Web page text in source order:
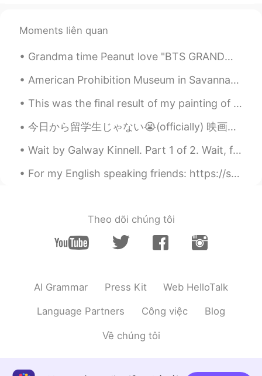
Takayan
美味しそう👌 また作ってみようかしら？☺
kittynyc 2020.04.01 11:19
EN JP
この料理は一時間もかかりました。😂
Hailey 海莉 2020.04.01 11:19
EN FR
お腹が空きました。美味しそう😍
ずっと自粛をする
Perfect :)
kittynyc 2020.04.01 11:17
Moments liên quan
Grandma time Peanut love "BTS GRANDMA: DYNAMITE " On repeat all morning..she loves BTS Like Gran...
American Prohibition Museum in Savannah, Georgia. The first and only museum in the United State...
This was the final result of my painting of Dokho, making the Armour had a lot of details, but I ...
今日から留学生じゃない😭(officially) 映画館の割引も利用できない 💔笑笑 そのかわりに、3年間の就労ビザをもらった😎 日本に残る🇯🇵 ポケモンの新しい映画見られる 🤣 やった🤩
Wait by Galway Kinnell. Part 1 of 2. Wait, for now. Distrust everything, if you have to. But t...
For my English speaking friends: https://streaming.newcreation.org.sg/English.htm 致我的华人朋友们与能听中文...
Theo dõi chúng tôi
AI Grammar Press Kit Web HelloTalk
Language Partners Công việc Blog
Về chúng tôi